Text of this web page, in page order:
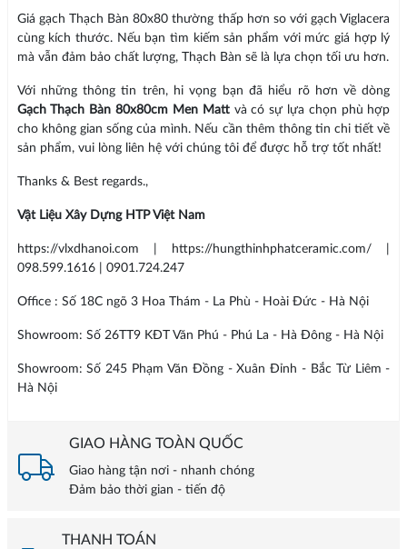
Giá gạch Thạch Bàn 80x80 thường thấp hơn so với gạch Viglacera
cùng kích thước. Nếu bạn tìm kiếm sản phẩm với mức giá hợp lý
mà vẫn đảm bảo chất lượng, Thạch Bàn sẽ là lựa chọn tối ưu hơn.
Với những thông tin trên, hi vọng bạn đã hiểu rõ hơn về dòng
Gạch Thạch Bàn 80x80cm Men Mattvà có sự lựa chọn phù hợp
cho không gian sống của mình. Nếu cần thêm thông tin chi tiết về
sản phẩm, vui lòng liên hệ với chúng tôi để được hỗ trợ tốt nhất!
Thanks & Best regards.,
Vật Liệu Xây Dựng HTP Việt Nam
https://vlxdhanoi.com | https://hungthinhphatceramic.com/ |
098.599.1616 | 0901.724.247
Office : Số 18C ngõ 3 Hoa Thám - La Phù - Hoài Đức - Hà Nội
Showroom: Số 26TT9 KĐT Văn Phú - Phú La - Hà Đông - Hà Nội
Showroom: Số 245 Phạm Văn Đồng - Xuân Đỉnh - Bắc Từ Liêm -
Hà Nội
GIAO HÀNG TOÀN QUỐC
Giao hàng tận nơi - nhanh chóng
Đảm bảo thời gian - tiến độ
THANH TOÁN